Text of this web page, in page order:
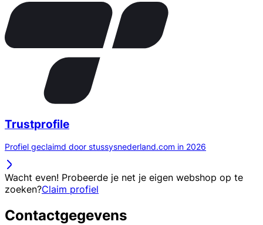
Trustprofile
Profiel geclaimd door stussysnederland.com in 2026
Wacht even! Probeerde je net je eigen webshop op te
zoeken?Claim profiel
Contactgegevens